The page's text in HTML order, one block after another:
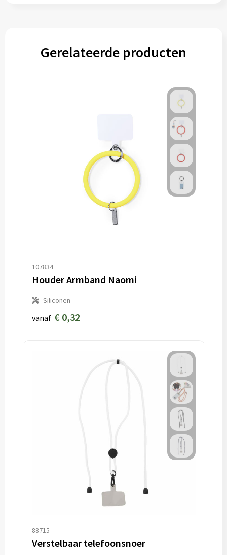
Gerelateerde producten
107834
Houder Armband Naomi
Siliconen
vanaf € 0,32
88715
Verstelbaar telefoonsnoer